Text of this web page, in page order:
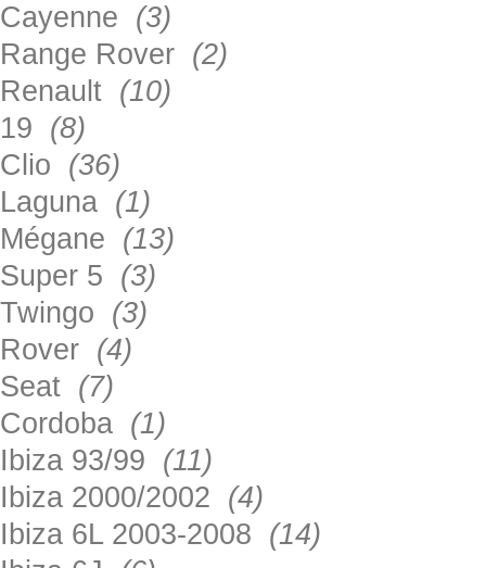
Cayenne (3)
Range Rover (2)
Renault (10)
19 (8)
Clio (36)
Laguna (1)
Mégane (13)
Super 5 (3)
Twingo (3)
Rover (4)
Seat (7)
Cordoba (1)
Ibiza 93/99 (11)
Ibiza 2000/2002 (4)
Ibiza 6L 2003-2008 (14)